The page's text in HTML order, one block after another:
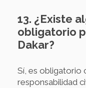
13. ¿Existe
obligatorio
Dakar?
Sí, es obligatorio
responsabilidad